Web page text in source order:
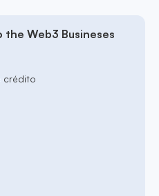
Web3 Busineses
crédito